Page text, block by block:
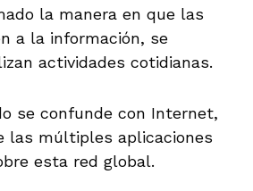
la manera en que las
a la información, se
actividades cotidianas.
se confunde con Internet,
las múltiples aplicaciones
esta red global.